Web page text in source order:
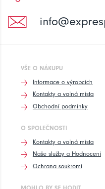
VŠE O NÁKUPU
Informace o výrobcích
Kontakty a volná místa
Obchodní podmínky
O SPOLEČNOSTI
Kontakty a volná místa
Naše služby a Hodnocení
Ochrana soukromí